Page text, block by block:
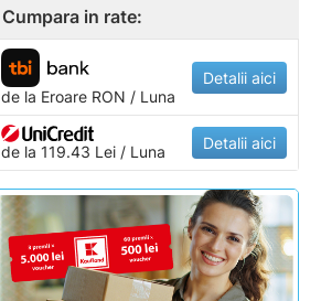
Cumpara in rate:
de la Eroare RON / Luna
Detalii aici
de la 119.43 Lei / Luna Detalii aici